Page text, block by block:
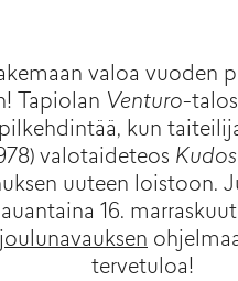
valoa vuoden
Tapiolan Venturo-
kun
valotaideteos Kudos
uuteen loistoon.
16.
tervetuloa!